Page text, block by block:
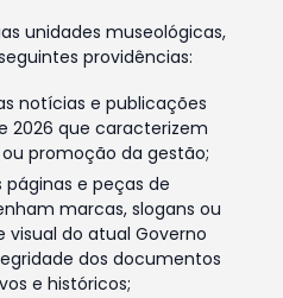
unidades museológicas,
providências:
notícias e publicações
2026 que caracterizem
promoção da gestão;
e peças de
marcas, slogans ou
do atual Governo
dos documentos
e históricos;